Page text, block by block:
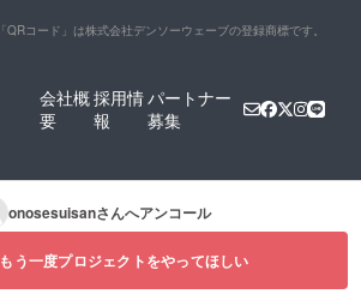
「QRコード」は株式会社デンソーウェーブの登録商標です。
会社概
要
採用情
報
パートナー
募集
onosesuisanさんへアンコール
もう一度プロジェクトをやってほしい